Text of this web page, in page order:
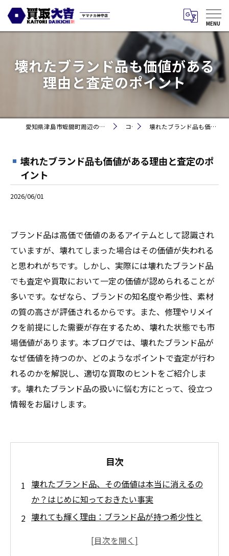
壊れたブランド品も価値がある
理由と査定のポイント
愛知県津島市蛭間町周辺のお買取りなら買取大吉 ヤマナカ神守店 コラム 壊れたブランド品も価値がある理由と査定のポイント
壊れたブランド品も価値がある理由と査定のポ
イント
2026/06/01
ブランド品は高価で価値のあるアイテムとして認識され
ていますが、壊れてしまった場合はその価値が失われる
と思われがちです。しかし、実際には壊れたブランド品
でも査定や買取において一定の価値が認められることが
多いです。なぜなら、ブランドの知名度や希少性、素材
の質の高さが評価されるからです。また、修理やリメイ
クを前提にした需要が存在するため、壊れた状態でも市
場価値があります。本ブログでは、壊れたブランド品が
なぜ価値を持つのか、どのようなポイントで査定が行わ
れるのかを解説し、適切な買取のヒントをご紹介しま
す。壊れたブランド品の扱いに悩む方にとって、役立つ
情報をお届けします。
目次
壊れたブランド品、その価値は本当に消えるの
か？はじめに知っておきたい事実
壊れても輝く理由：ブランド品が持つ希少性と
査定の秘密公開！壊れたブランド品の価値を決